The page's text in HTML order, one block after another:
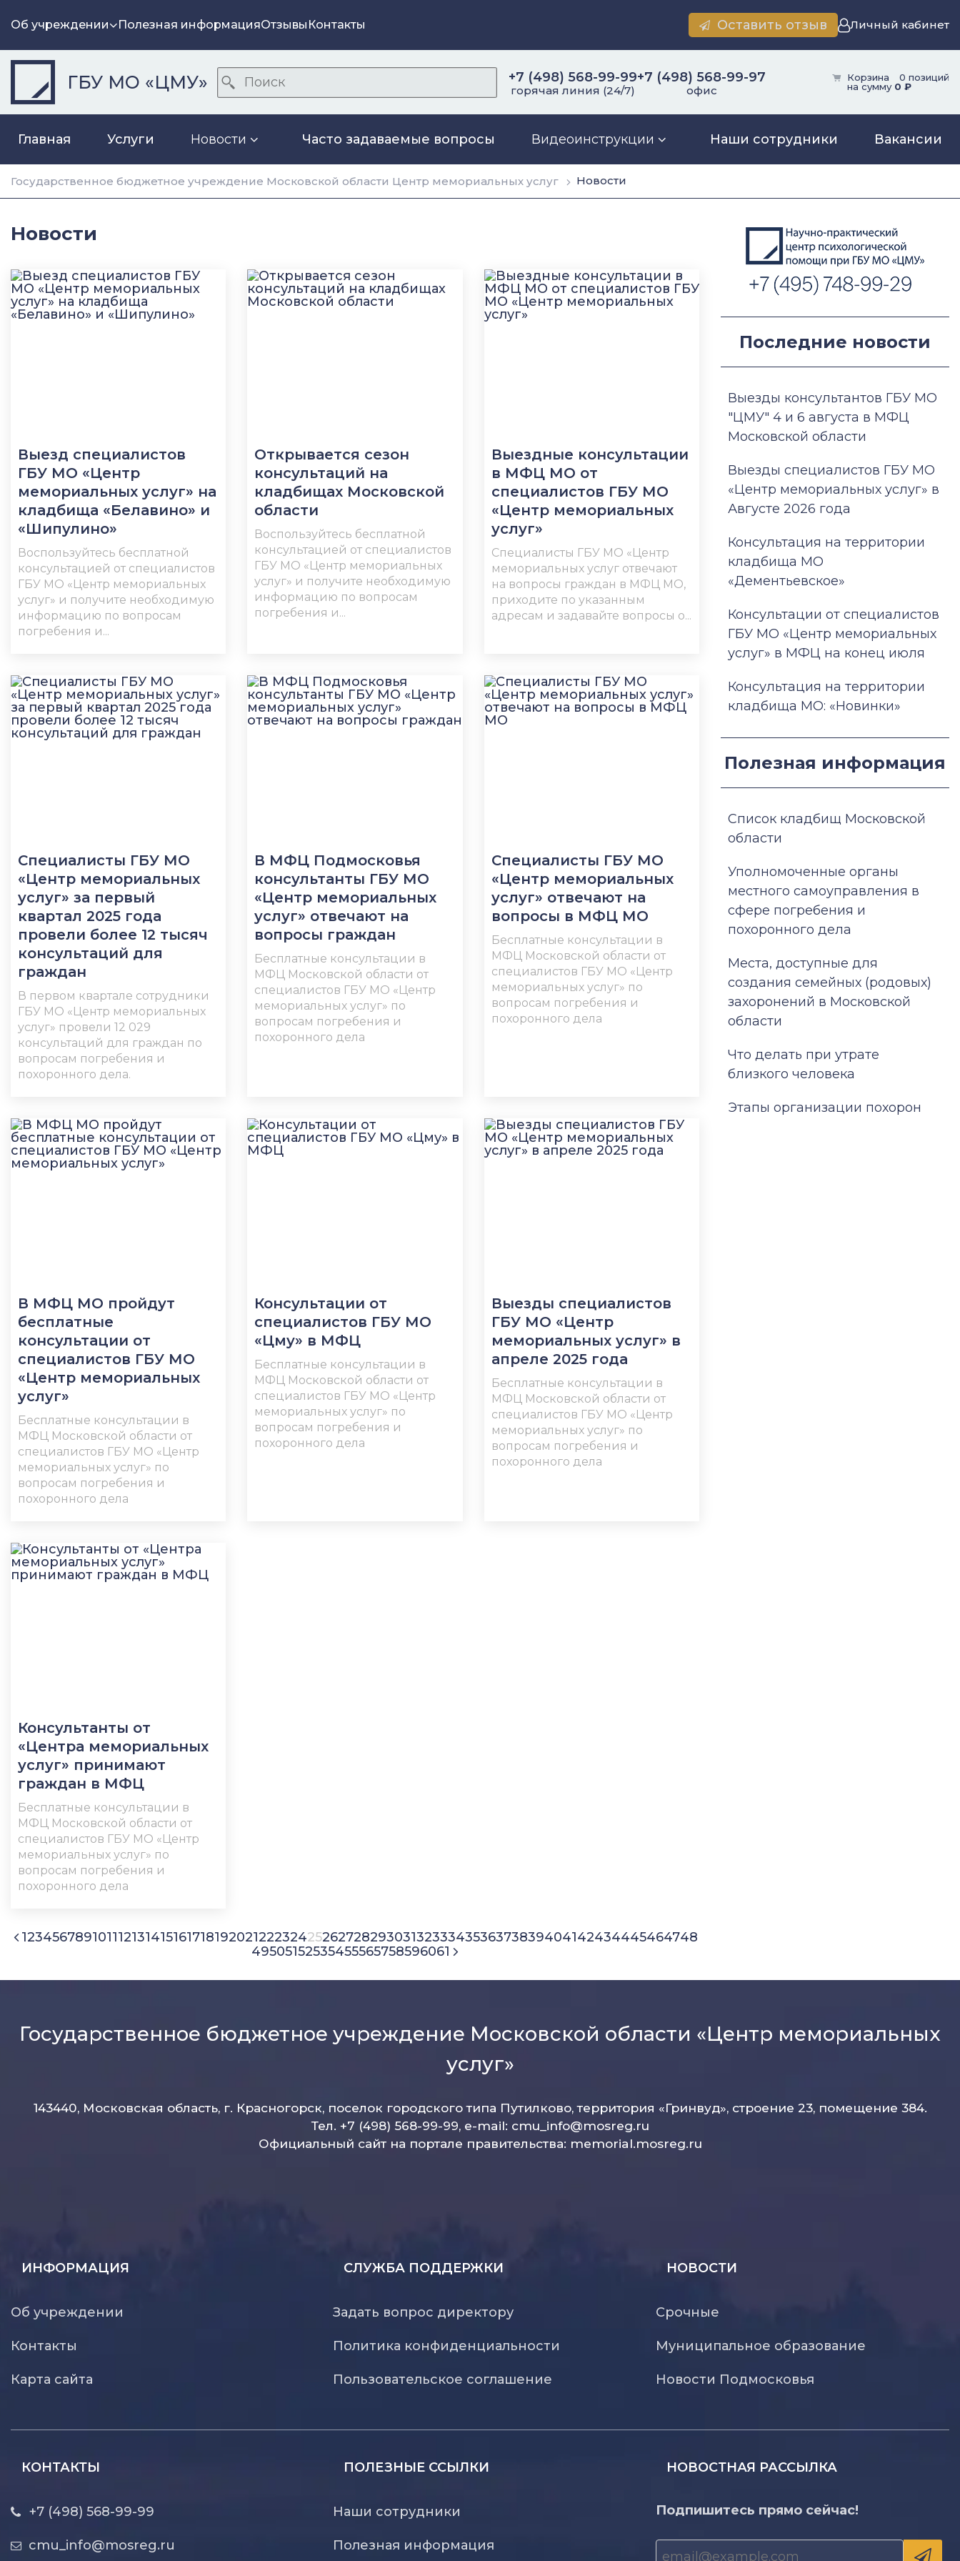
Об учреждении Полезная информацияОтзывы Контакты Оставить отзыв Личный кабинет
ГБУ МО «ЦМУ» +7 (498) 568-99-99
горячая линия (24/7)
+7 (498) 568-99-97
офис
Корзина
0 позиций
на сумму 0 ₽
Главная Услуги Новости Часто задаваемые вопросы Видеоинструкции Наши сотрудники Вакансии
Государственное бюджетное учреждение Московской области Центр мемориальных услуг Новости
Новости
Выезд специалистов
ГБУ МО «Центр
мемориальных услуг» на
кладбища «Белавино» и
«Шипулино»
Воспользуйтесь бесплатной
консультацией от специалистов
ГБУ МО «Центр мемориальных
услуг» и получите необходимую
информацию по вопросам
погребения и...
Открывается сезон
консультаций на
кладбищах Московской
области
Воспользуйтесь бесплатной
консультацией от специалистов
ГБУ МО «Центр мемориальных
услуг» и получите необходимую
информацию по вопросам
погребения и...
Выездные консультации
в МФЦ МО от
специалистов ГБУ МО
«Центр мемориальных
услуг»
Специалисты ГБУ МО «Центр
мемориальных услуг отвечают
на вопросы граждан в МФЦ МО,
приходите по указанным
адресам и задавайте вопросы о...
Специалисты ГБУ МО
«Центр мемориальных
услуг» за первый
квартал 2025 года
провели более 12 тысяч
консультаций для
граждан
В первом квартале сотрудники
ГБУ МО «Центр мемориальных
услуг» провели 12 029
консультаций для граждан по
вопросам погребения и
похоронного дела.
В МФЦ Подмосковья
консультанты ГБУ МО
«Центр мемориальных
услуг» отвечают на
вопросы граждан
Бесплатные консультации в
МФЦ Московской области от
специалистов ГБУ МО «Центр
мемориальных услуг» по
вопросам погребения и
похоронного дела
Специалисты ГБУ МО
«Центр мемориальных
услуг» отвечают на
вопросы в МФЦ МО
Бесплатные консультации в
МФЦ Московской области от
специалистов ГБУ МО «Центр
мемориальных услуг» по
вопросам погребения и
похоронного дела
В МФЦ МО пройдут
бесплатные
консультации от
специалистов ГБУ МО
«Центр мемориальных
услуг»
Бесплатные консультации в
МФЦ Московской области от
специалистов ГБУ МО «Центр
мемориальных услуг» по
вопросам погребения и
похоронного дела
Консультации от
специалистов ГБУ МО
«Цму» в МФЦ
Бесплатные консультации в
МФЦ Московской области от
специалистов ГБУ МО «Центр
мемориальных услуг» по
вопросам погребения и
похоронного дела
Выезды специалистов
ГБУ МО «Центр
мемориальных услуг» в
апреле 2025 года
Бесплатные консультации в
МФЦ Московской области от
специалистов ГБУ МО «Центр
мемориальных услуг» по
вопросам погребения и
похоронного дела
Консультанты от
«Центра мемориальных
услуг» принимают
граждан в МФЦ
Бесплатные консультации в
МФЦ Московской области от
специалистов ГБУ МО «Центр
мемориальных услуг» по
вопросам погребения и
похоронного дела
123456789101112131415161718192021222324252627282930313233343536373839404142434445464748
49505152535455565758596061
Последние новости
Выезды консультантов ГБУ МО
"ЦМУ" 4 и 6 августа в МФЦ
Московской области
Выезды специалистов ГБУ МО
«Центр мемориальных услуг» в
Августе 2026 года
Консультация на территории
кладбища МО
«Дементьевское»
Консультации от специалистов
ГБУ МО «Центр мемориальных
услуг» в МФЦ на конец июля
Консультация на территории
кладбища МО: «Новинки»
Полезная информация
Список кладбищ Московской
области
Уполномоченные органы
местного самоуправления в
сфере погребения и
похоронного дела
Места, доступные для
создания семейных (родовых)
захоронений в Московской
области
Что делать при утрате
близкого человека
Этапы организации похорон
Государственное бюджетное учреждение Московской области «Центр мемориальных
услуг»
143440, Московская область, г. Красногорск, поселок городского типа Путилково, территория «Гринвуд», строение 23, помещение 384.
Тел. +7 (498) 568-99-99, e-mail: cmu_info@mosreg.ru
Официальный сайт на портале правительства: memorial.mosreg.ru
ИНФОРМАЦИЯ
Об учреждении
Контакты
Карта сайта
СЛУЖБА ПОДДЕРЖКИ
Задать вопрос директору
Политика конфиденциальности
Пользовательское соглашение
НОВОСТИ
Срочные
Муниципальное образование
Новости Подмосковья
КОНТАКТЫ
+7 (498) 568-99-99
cmu_info@mosreg.ru
ПОЛЕЗНЫЕ ССЫЛКИ
Наши сотрудники
Полезная информация
НОВОСТНАЯ РАССЫЛКА
Подпишитесь прямо сейчас!